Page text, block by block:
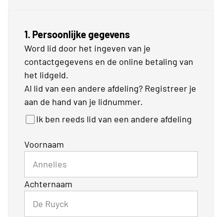
1. Persoonlijke gegevens
Word lid door het ingeven van je
contactgegevens en de online betaling van
het lidgeld.
Al lid van een andere afdeling? Registreer je
aan de hand van je lidnummer.
Ik ben reeds lid van een andere afdeling
Voornaam
Achternaam